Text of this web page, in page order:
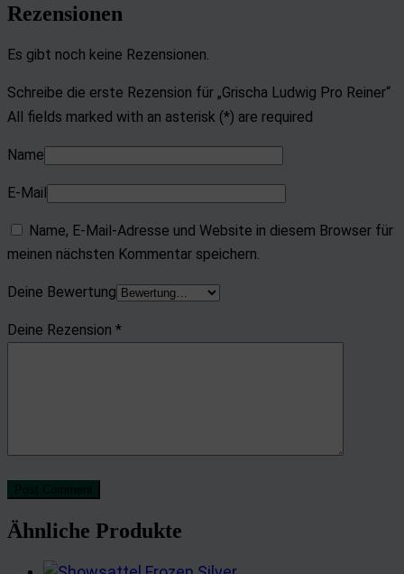
Rezensionen
Es gibt noch keine Rezensionen.
Schreibe die erste Rezension für „Grischa Ludwig Pro Reiner“
All fields marked with an asterisk (*) are required
Name
E-Mail
Name, E-Mail-Adresse und Website in diesem Browser für
meinen nächsten Kommentar speichern.
Deine Bewertung
Deine Rezension *
Ähnliche Produkte